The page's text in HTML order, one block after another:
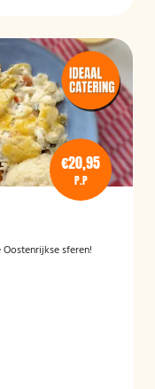
€20,95
P.P
sferen!